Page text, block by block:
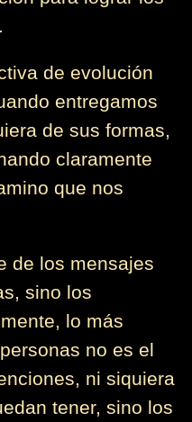
de evolución
entregamos
de sus formas,
claramente
que nos
de los mensajes
sino los
lo más
no es el
ni siquiera
tener, sino los